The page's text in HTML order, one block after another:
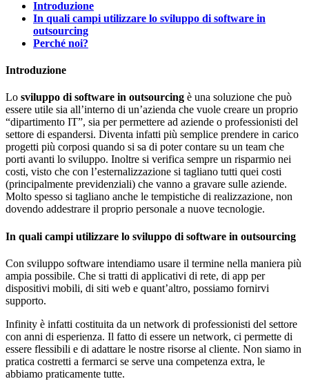
Introduzione
In quali campi utilizzare lo sviluppo di software in
outsourcing
Perché noi?
Introduzione
Lo sviluppo di software in outsourcing è una soluzione che può
essere utile sia all’interno di un’azienda che vuole creare un proprio
“dipartimento IT”, sia per permettere ad aziende o professionisti del
settore di espandersi. Diventa infatti più semplice prendere in carico
progetti più corposi quando si sa di poter contare su un team che
porti avanti lo sviluppo. Inoltre si verifica sempre un risparmio nei
costi, visto che con l’esternalizzazione si tagliano tutti quei costi
(principalmente previdenziali) che vanno a gravare sulle aziende.
Molto spesso si tagliano anche le tempistiche di realizzazione, non
dovendo addestrare il proprio personale a nuove tecnologie.
In quali campi utilizzare lo sviluppo di software in outsourcing
Con sviluppo software intendiamo usare il termine nella maniera più
ampia possibile. Che si tratti di applicativi di rete, di app per
dispositivi mobili, di siti web e quant’altro, possiamo fornirvi
supporto.
Infinity è infatti costituita da un network di professionisti del settore
con anni di esperienza. Il fatto di essere un network, ci permette di
essere flessibili e di adattare le nostre risorse al cliente. Non siamo in
pratica costretti a fermarci se serve una competenza extra, le
abbiamo praticamente tutte.